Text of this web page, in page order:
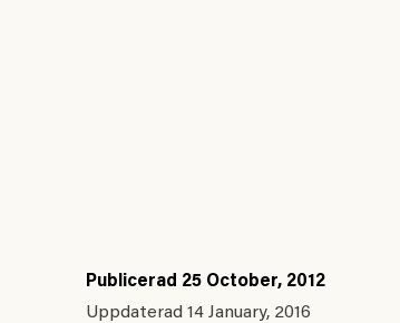
Publicerad 25 October, 2012
Uppdaterad 14 January, 2016